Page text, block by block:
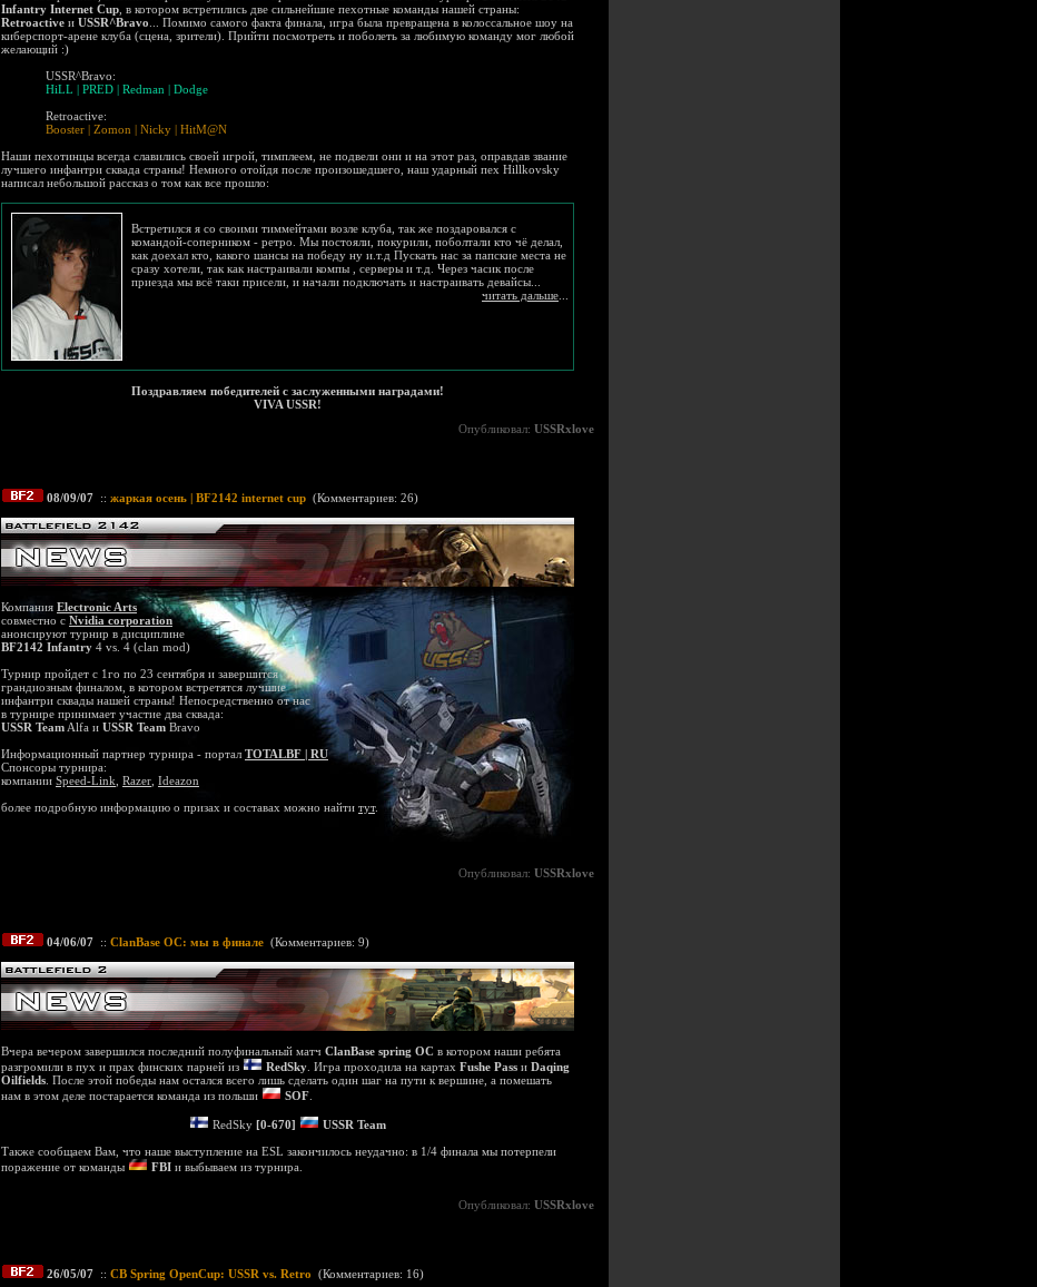
Infantry Internet Cup , в котором встретились две сильнейшие пехотные команды нашей страны:
Retroactive и USSR^Bravo ... Помимо самого факта финала, игра была превращена в колоссальное шоу на
киберспорт-арене клуба (сцена, зрители). Прийти посмотреть и поболеть за любимую команду мог любой
желающий :)
USSR^Bravo:
HiLL | PRED | Redman | Dodge
Retroactive:
Booster | Zomon | Nicky | HitM@N
Наши пехотинцы всегда славились своей игрой, тимплеем, не подвели они и на этот раз, оправдав звание
лучшего инфантри сквада страны! Немного отойдя после произошедшего, наш ударный пех Hillkovsky
написал небольшой рассказ о том как все прошло:
Встретился я со своими тиммейтами возле клуба, так же поздаровался с
командой-соперником - ретро. Мы постояли, покурили, поболтали кто чё делал,
как доехал кто, какого шансы на победу ну и.т.д Пускать нас за папские места не
сразу хотели, так как настраивали компы , серверы и т.д. Через часик после
приезда мы всё таки присели, и начали подключать и настраивать девайсы...
читать дальше
Поздравляем победителей с заслуженными наградами!
VIVA USSR!
Опубликовал: USSRxlove
08/09/07 :: жаркая осень | BF2142 internet cup (Комментариев: 26)
Компания Electronic Arts
совместно с Nvidia corporation
анонсируют турнир в дисциплине
BF2142 Infantry 4 vs. 4 (clan mod)
Турнир пройдет с 1го по 23 сентября и завершится
грандиозным финалом, в котором встретятся лучшие
инфантри сквады нашей страны! Непосредственно от нас
в турнире принимает участие два сквада:
USSR Team Alfa и USSR Team Bravo
Информационный партнер турнира - портал TOTALBF | RU
Спонсоры турнира:
компании Speed-Link Razer Ideazon
более подробную информацию о призах и составах можно найти тут.
Опубликовал: USSRxlove
04/06/07 :: ClanBase OC: мы в финале (Комментариев: 9)
Вчера вечером завершился последний полуфинальный матч ClanBase spring OC в котором наши ребята
разгромили в пух и прах финских парней из
RedSky . Игра проходила на картах Fushe Pass и Daqing
Oilfields . После этой победы нам остался всего лишь сделать один шаг на пути к вершине, а помешать
нам в этом деле постарается команда из польши
SOF
RedSky [0-670]
USSR Team
Также сообщаем Вам, что наше выступление на ESL закончилось неудачно: в 1/4 финала мы потерпели
поражение от команды
FBI и выбываем из турнира.
Опубликовал: USSRxlove
26/05/07 :: CB Spring OpenCup: USSR vs. Retro (Комментариев: 16)